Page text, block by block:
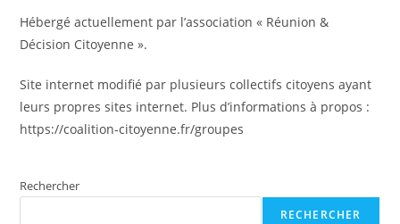
Hébergé actuellement par l’association « Réunion &
Décision Citoyenne ».
Site internet modifié par plusieurs collectifs citoyens ayant
leurs propres sites internet. Plus d’informations à propos :
https://coalition-citoyenne.fr/groupes
Rechercher
RECHERCHER